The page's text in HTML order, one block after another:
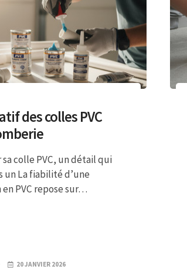
des colles PVC
sa colle PVC, un détail qui
un La fiabilité d’une
PVC repose sur…
20 JANVIER 2026